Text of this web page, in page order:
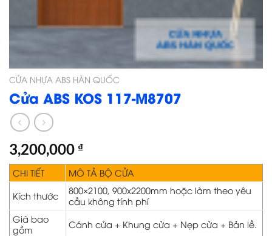
CỬA NHỰA ABS HÀN QUỐC
Cửa ABS KOS 117-M8707
3,200,000 ₫
CHI TIẾT
MÔ TẢ BỘ CỬA
Kích thước
800×2100, 900x2200mm hoặc làm theo yêu
cầu không tính phí
Giá bao
gồm
Cánh cửa + Khung cửa + Nẹp cửa + Bản lề.